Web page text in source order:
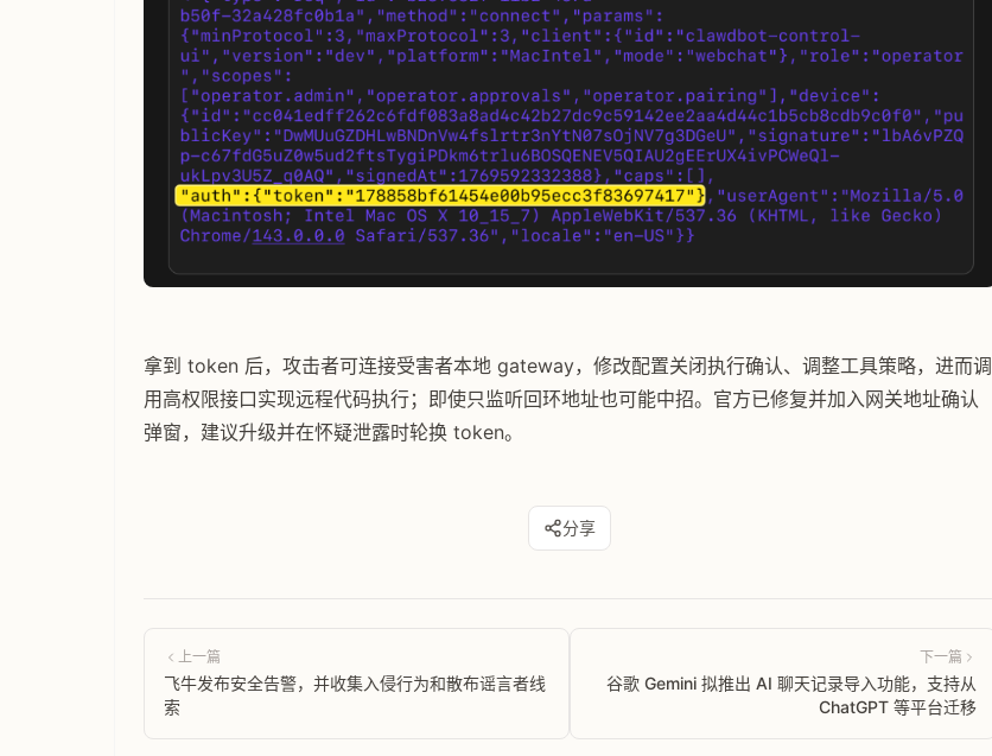
拿到 token 后，攻击者可连接受害者本地 gateway，修改配置关闭执行确认、调整工具策略，进而调
用高权限接口实现远程代码执行；即使只监听回环地址也可能中招。官方已修复并加入网关地址确认
弹窗，建议升级并在怀疑泄露时轮换 token。
分享
上一篇
飞牛发布安全告警，并收集入侵行为和散布谣言者线
索
下一篇
谷歌 Gemini 拟推出 AI 聊天记录导入功能，支持从
ChatGPT 等平台迁移